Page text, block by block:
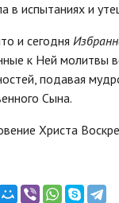
в испытаниях и
и сегодня
к Ней молитвы
подавая
Сына.
Христа